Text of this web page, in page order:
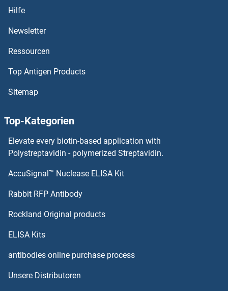
Hilfe
Newsletter
Ressourcen
Top Antigen Products
Sitemap
Top-Kategorien
Elevate every biotin-based application with
Polystreptavidin - polymerized Streptavidin.
AccuSignal™ Nuclease ELISA Kit
Rabbit RFP Antibody
Rockland Original products
ELISA Kits
antibodies online purchase process
Unsere Distributoren